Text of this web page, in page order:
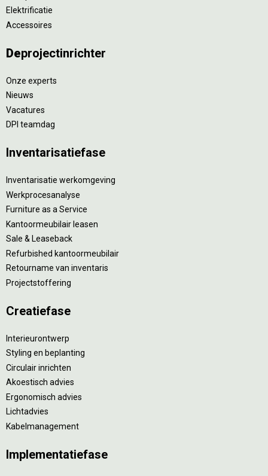
Elektrificatie
Accessoires
Deprojectinrichter
Onze experts
Nieuws
Vacatures
DPI teamdag
Inventarisatiefase
Inventarisatie werkomgeving
Werkprocesanalyse
Furniture as a Service
Kantoormeubilair leasen
Sale & Leaseback
Refurbished kantoormeubilair
Retourname van inventaris
Projectstoffering
Creatiefase
Interieurontwerp
Styling en beplanting
Circulair inrichten
Akoestisch advies
Ergonomisch advies
Lichtadvies
Kabelmanagement
Implementatiefase